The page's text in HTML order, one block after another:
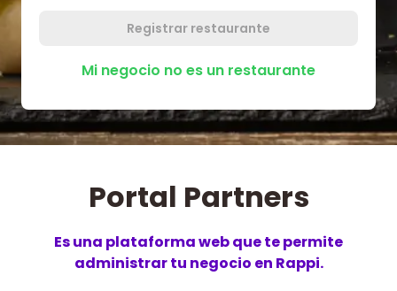
Registrar restaurante
Mi negocio no es un restaurante
Portal Partners
Es una plataforma web que te permite
administrar tu negocio en Rappi.